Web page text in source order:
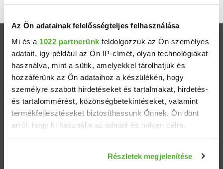
Az Ön adatainak felelősségteljes felhasználása
Mi és a 1022 partnerünk feldolgozzuk az Ön személyes
adatait, így például az Ön IP-címét, olyan technológiákat
használva, mint a sütik, amelyekkel tárolhatjuk és
hozzáférünk az Ön adataihoz a készülékén, hogy
személyre szabott hirdetéseket és tartalmakat, hirdetés-
és tartalommérést, közönségbetekintéseket, valamint
termékfejlesztéseket biztosíthassunk Önnek. Ön dönt
arról, hogy ki használja az adatait és milyen célra.
Információgyűjtés az Ön földrajzi elhelyezkedéséről
Részletek megjelenítése
Ingatlanok
Eladó házak
Eladó lakások
Települések